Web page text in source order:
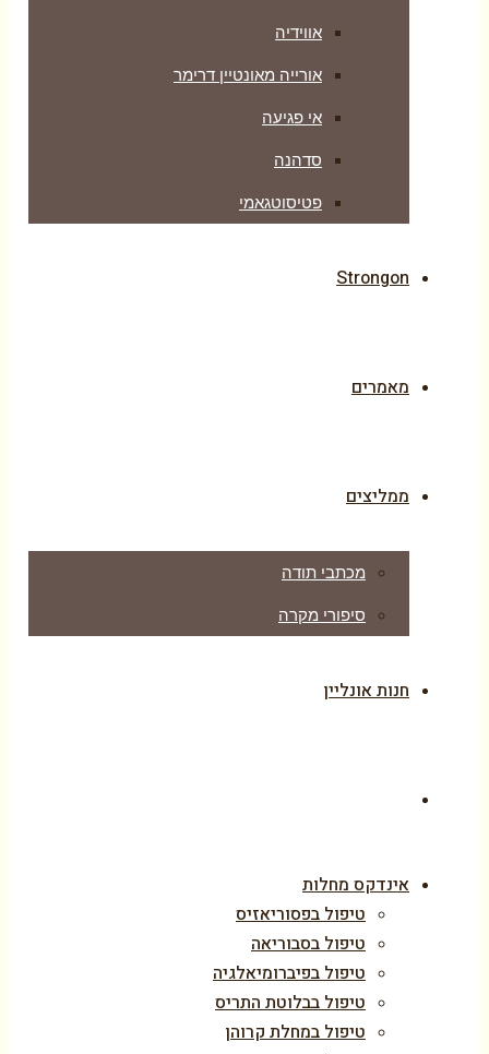
אווידיה
אורייה מאונטיין דרימר
אי פגיעה
סדהנה
פטיסוטגאמי
Strongon
מאמרים
ממליצים
מכתבי תודה
סיפורי מקרה
חנות אונליין
אינדקס מחלות
טיפול בפסוריאזיס
טיפול בסבוריאה
טיפול בפיברומיאלגיה
טיפול בבלוטת התריס
טיפול במחלת קרוהן